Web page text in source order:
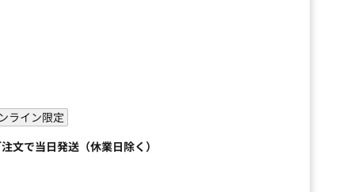
ライン限定
文で当日発送（休業日除く）